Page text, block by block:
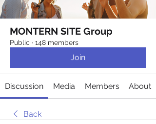
MONTERN SITE Group
Public · 148 members
Join
Discussion Media Members About
Back